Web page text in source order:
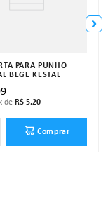
PARA PUNHO
BEGE KESTAL
de R$ 5,20
Comprar